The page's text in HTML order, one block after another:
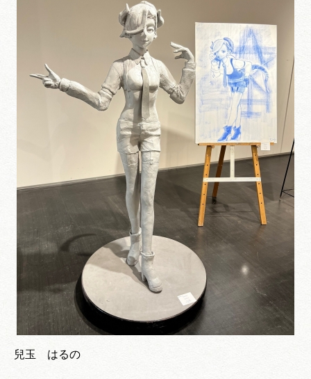
兒玉 はるの